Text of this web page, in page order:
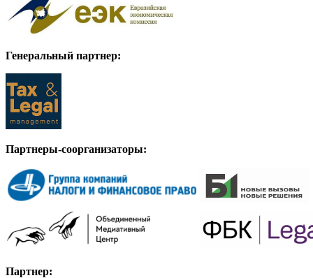
Генеральный партнер:
Партнеры-соорганизаторы:
Партнер: